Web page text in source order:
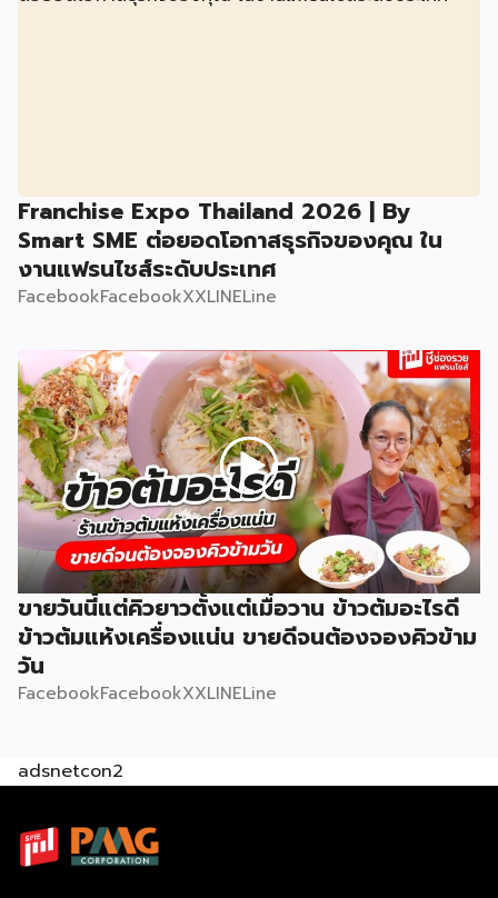
Franchise Expo Thailand 2026 | By
Smart SME ต่อยอดโอกาสธุรกิจของคุณ ใน
งานแฟรนไชส์ระดับประเทศ
FacebookFacebookXXLINELine
ขายวันนี้แต่คิวยาวตั้งแต่เมื่อวาน ข้าวต้มอะไรดี
ข้าวต้มแห้งเครื่องแน่น ขายดีจนต้องจองคิวข้าม
วัน
FacebookFacebookXXLINELine
adsnetcon2